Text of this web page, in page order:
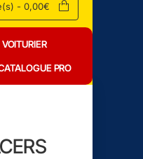
- 0,00€
VOITURIER
PRO